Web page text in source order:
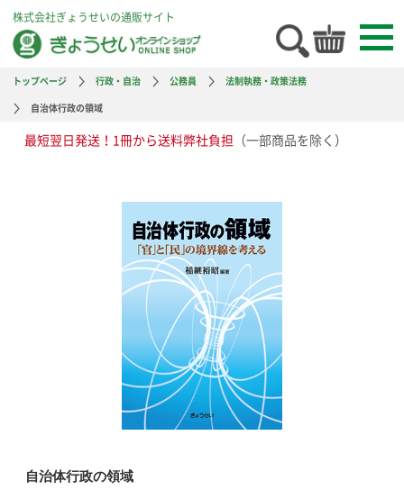
株式会社ぎょうせいの通販サイト
トップページ 行政・自治 公務員
法制執務・政策法務
自治体行政の領域
最短翌日発送！1冊から送料弊社負担 （一部商品を除く）
自治体行政の領域